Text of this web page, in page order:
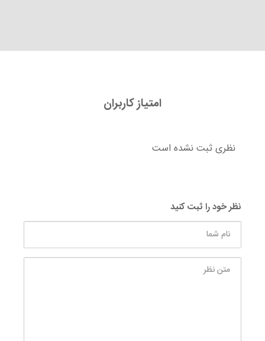
امتیاز کاربران
نظری ثبت نشده است
نظر خود را ثبت کنید